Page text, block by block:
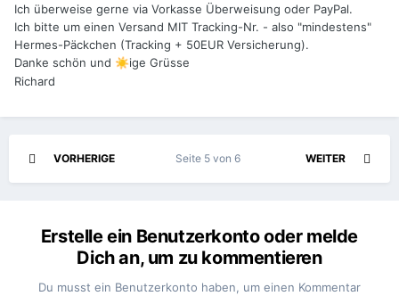
Ich überweise gerne via Vorkasse Überweisung oder PayPal.
Ich bitte um einen Versand MIT Tracking-Nr. - also "mindestens"
Hermes-Päckchen (Tracking + 50EUR Versicherung).
Danke schön und ☀️ige Grüsse
Richard
VORHERIGE WEITER
Seite 5 von 6
Erstelle ein Benutzerkonto oder melde
Dich an, um zu kommentieren
Du musst ein Benutzerkonto haben, um einen Kommentar